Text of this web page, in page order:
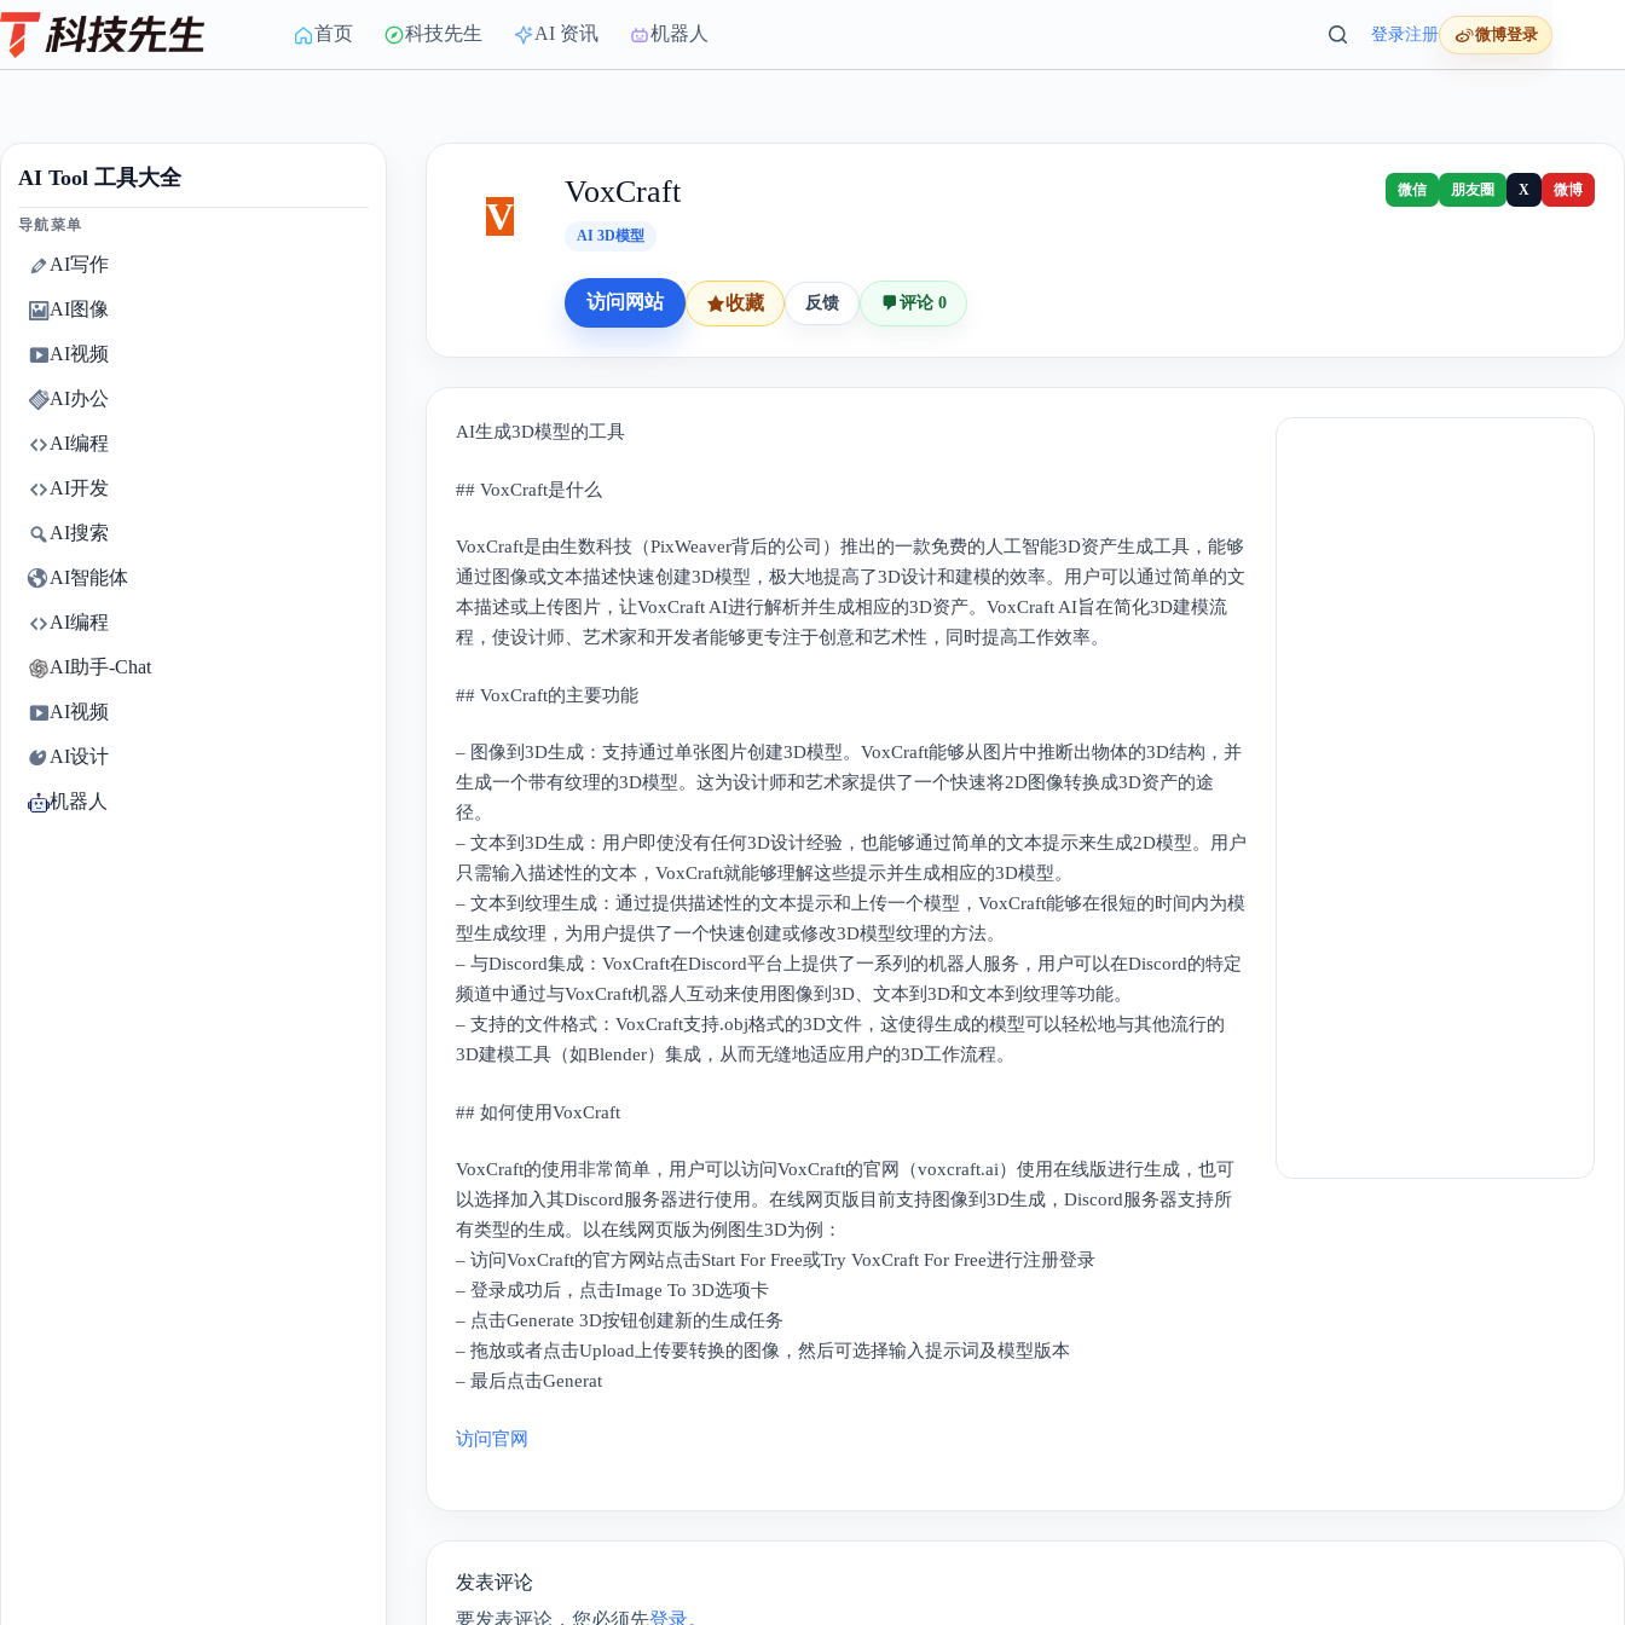
Skip
to
content
首页 科技先生 AI 资讯 机器人 登录注册 微博登录
AI Tool 工具大全
导航菜单
AI写作
AI图像
AI视频
AI办公
AI编程
AI开发
AI搜索
AI智能体
AI编程
AI助手-Chat
AI视频
AI设计
机器人
V
VoxCraft 微信 朋友圈 X 微博
AI 3D模型
访问网站 收藏 反馈 评论 0
AI生成3D模型的工具
## VoxCraft是什么
VoxCraft是由生数科技（PixWeaver背后的公司）推出的一款免费的人工智能3D资产生成工具，能够
通过图像或文本描述快速创建3D模型，极大地提高了3D设计和建模的效率。用户可以通过简单的文
本描述或上传图片，让VoxCraft AI进行解析并生成相应的3D资产。VoxCraft AI旨在简化3D建模流
程，使设计师、艺术家和开发者能够更专注于创意和艺术性，同时提高工作效率。
## VoxCraft的主要功能
– 图像到3D生成：支持通过单张图片创建3D模型。VoxCraft能够从图片中推断出物体的3D结构，并
生成一个带有纹理的3D模型。这为设计师和艺术家提供了一个快速将2D图像转换成3D资产的途
径。
– 文本到3D生成：用户即使没有任何3D设计经验，也能够通过简单的文本提示来生成2D模型。用户
只需输入描述性的文本，VoxCraft就能够理解这些提示并生成相应的3D模型。
– 文本到纹理生成：通过提供描述性的文本提示和上传一个模型，VoxCraft能够在很短的时间内为模
型生成纹理，为用户提供了一个快速创建或修改3D模型纹理的方法。
– 与Discord集成：VoxCraft在Discord平台上提供了一系列的机器人服务，用户可以在Discord的特定
频道中通过与VoxCraft机器人互动来使用图像到3D、文本到3D和文本到纹理等功能。
– 支持的文件格式：VoxCraft支持.obj格式的3D文件，这使得生成的模型可以轻松地与其他流行的
3D建模工具（如Blender）集成，从而无缝地适应用户的3D工作流程。
## 如何使用VoxCraft
VoxCraft的使用非常简单，用户可以访问VoxCraft的官网（voxcraft.ai）使用在线版进行生成，也可
以选择加入其Discord服务器进行使用。在线网页版目前支持图像到3D生成，Discord服务器支持所
有类型的生成。以在线网页版为例图生3D为例：
– 访问VoxCraft的官方网站点击Start For Free或Try VoxCraft For Free进行注册登录
– 登录成功后，点击Image To 3D选项卡
– 点击Generate 3D按钮创建新的生成任务
– 拖放或者点击Upload上传要转换的图像，然后可选择输入提示词及模型版本
– 最后点击Generat
访问官网
发表评论
要发表评论，您必须先登录。